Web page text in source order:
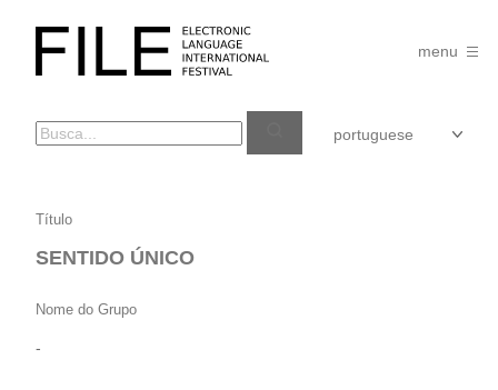
FILE
FESTIVAL
menu
SENTIDO
ÚNICO
Título
SENTIDO ÚNICO
Nome do Grupo
-